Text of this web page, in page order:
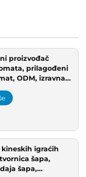
proizvođač
prilagođeni
ODM, izravna
automat s
CE certifikatom
kineskih igraćih
šapa,
šapa,